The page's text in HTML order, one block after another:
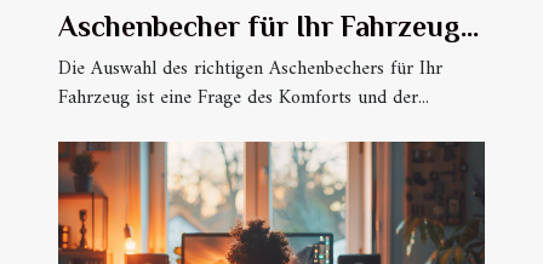
Aschenbecher für Ihr Fahrzeug
aus?
Die Auswahl des richtigen Aschenbechers für Ihr
Fahrzeug ist eine Frage des Komforts und der...